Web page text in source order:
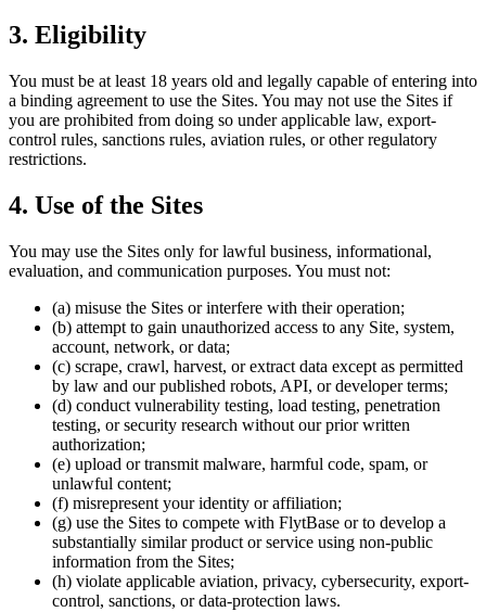
3. Eligibility
You must be at least 18 years old and legally capable of entering into
a binding agreement to use the Sites. You may not use the Sites if
you are prohibited from doing so under applicable law, export-
control rules, sanctions rules, aviation rules, or other regulatory
restrictions.
4. Use of the Sites
You may use the Sites only for lawful business, informational,
evaluation, and communication purposes. You must not:
(a) misuse the Sites or interfere with their operation;
(b) attempt to gain unauthorized access to any Site, system,
account, network, or data;
(c) scrape, crawl, harvest, or extract data except as permitted
by law and our published robots, API, or developer terms;
(d) conduct vulnerability testing, load testing, penetration
testing, or security research without our prior written
authorization;
(e) upload or transmit malware, harmful code, spam, or
unlawful content;
(f) misrepresent your identity or affiliation;
(g) use the Sites to compete with FlytBase or to develop a
substantially similar product or service using non-public
information from the Sites;
(h) violate applicable aviation, privacy, cybersecurity, export-
control, sanctions, or data-protection laws.